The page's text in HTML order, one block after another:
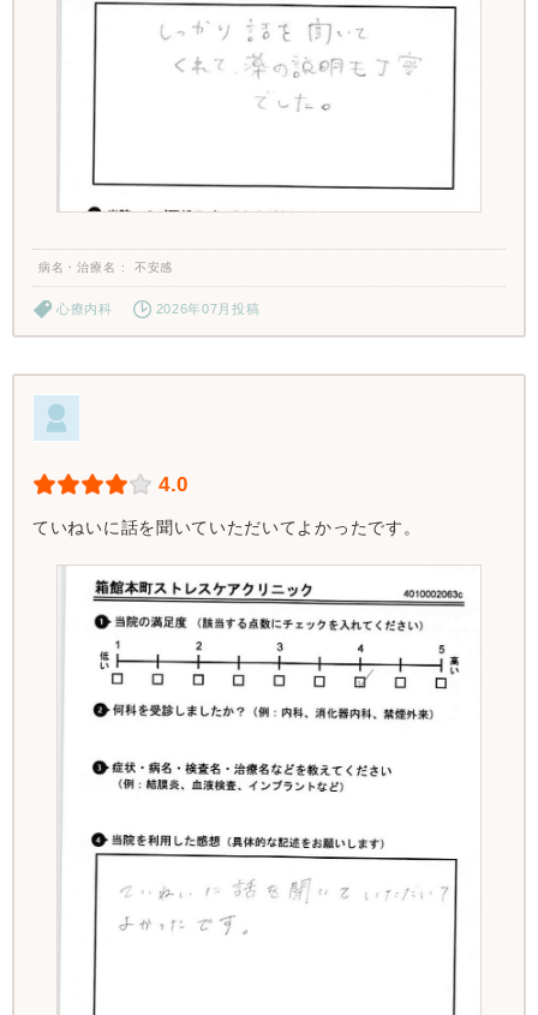
病名・治療名 不安感
心療内科 2026年07月投稿
4.0
ていねいに話を聞いていただいてよかったです。